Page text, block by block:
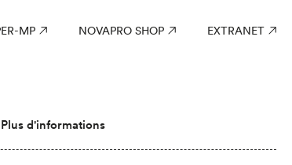
MP NOVAPRO SHOP EXTRANET
Plus d'informations